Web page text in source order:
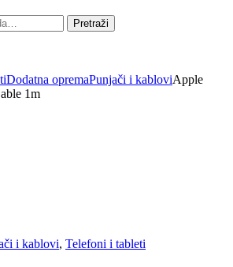
Pretraži
Dodatna opremaPunjači i kabloviApple
1m
i kablovi, Telefoni i tableti